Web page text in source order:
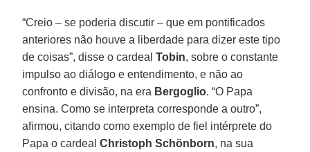
“Creio – se poderia discutir – que em pontificados
anteriores não houve a liberdade para dizer este tipo
de coisas”, disse o cardealTobin, sobre o constante
impulso ao diálogo e entendimento, e não ao
confronto e divisão, na era Bergoglio. “O Papa
ensina. Como se interpreta corresponde a outro”,
afirmou, citando como exemplo de fiel intérprete do
Papa o cardealChristoph Schönborn, na sua